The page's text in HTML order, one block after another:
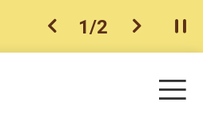
上一个
1/2 下一个开
目